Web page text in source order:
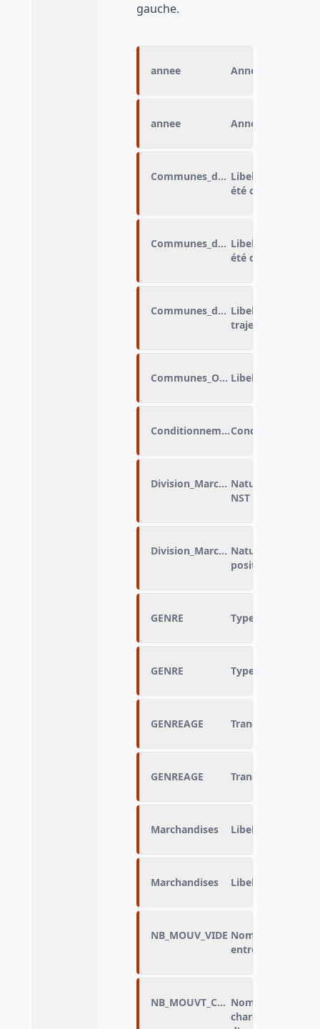
gauche.
annee Année du trajet
annee Année du
Communes_de_chargement
Libellé de la
été chargée
Communes_de_dechargement
Libellé de la
été déchargée
Communes_destinationLibellé de la
trajet
Communes_OrigineLibellé de la
Conditionnement
Division_MarchandisesNature de la
NST sur 2
Division_MarchandisesNature de la
positions
GENRE Type de véhicule
GENRE Type de véhicule
GENREAGE Tranche d'âge du
GENREAGE Tranche d'âge du
Marchandises Libellé de la NST
Marchandises Libellé de la NST
NB_MOUV_VIDE Nombre de
entre la ville de
NB_MOUVT_CHARGENombre de
charge entre la